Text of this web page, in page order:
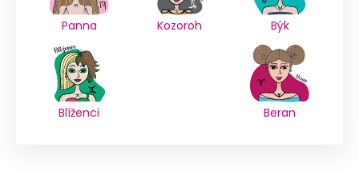
Panna Kozoroh Býk
Blíženci Beran